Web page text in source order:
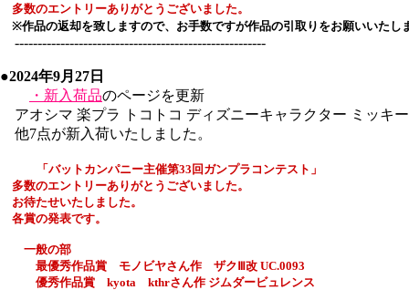
多数のエントリーありがとうございました。
※作品の返却を致しますので、お手数ですが作品の引取りをお願いいたし
-------------------------------------------------------
●2024年9月27日
・新入荷品のページを更新
アオシマ 楽プラ トコトコ ディズニーキャラクター ミッキ
他7点が新入荷いたしました。
「バットカンパニー主催第33回 ガンプラコンテスト」
多数のエントリーありがとうございました。
お待たせいたしました。
各賞の発表です。
一般の部
最優秀作品賞 モノビヤさん作 ザクⅢ改 UC.0093
優秀作品賞 kyota kthrさん作 ジムダービュレンス